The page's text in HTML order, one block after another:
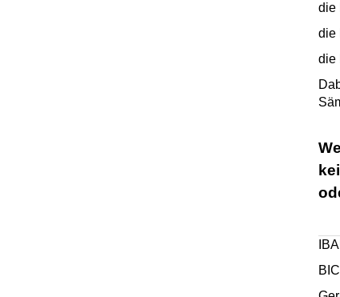
die
die
die